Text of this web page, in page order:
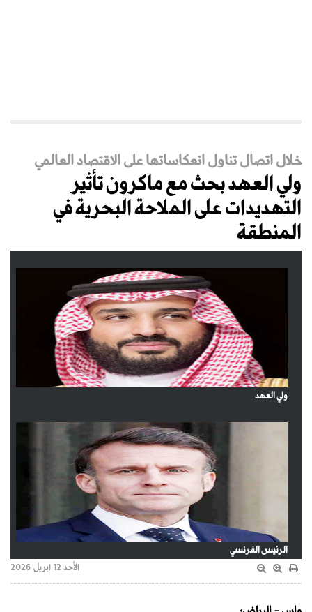
خلال اتصال تناول انعكاساتها على الاقتصاد العالمي
ولي العهد بحث مع ماكرون تأثير
التهديدات على الملاحة البحرية في
المنطقة
ولي العهد
الرئيس الفرنسي
الأحد 12 ابريل 2026